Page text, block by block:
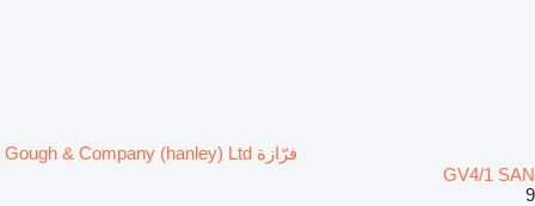
فرّازة Gough & Company (hanley) Ltd
GV4/1 SAN
9